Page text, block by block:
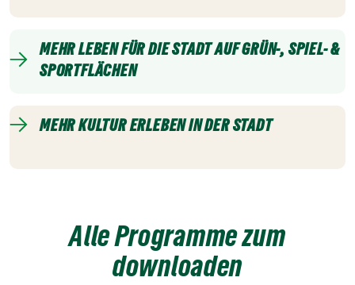
MEHR LEBEN FÜR DIE STADT AUF GRÜN-, SPIEL- &
SPORTFLÄCHEN
MEHR KULTUR ERLEBEN IN DER STADT
Alle Programme zum
downloaden